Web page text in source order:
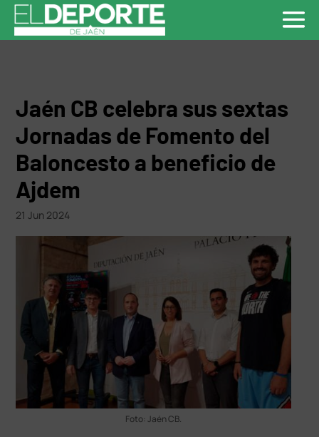
Jaén CB celebra sus sextas
Jornadas de Fomento del
Baloncesto a beneficio de
Ajdem
21 Jun 2024
Foto: Jaén CB.